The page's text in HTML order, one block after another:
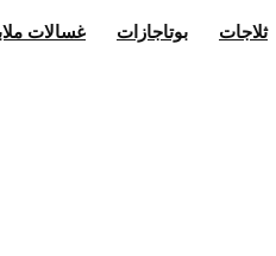
ثلاجات بوتاجازات غسالات